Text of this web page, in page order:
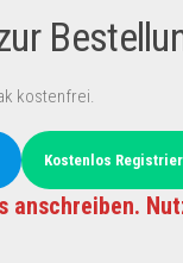
kostenfrei.
Kostenlos
anschreiben.